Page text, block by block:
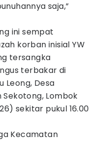
saja,”
ini sempat
korban inisial YW
tersangka
terbakar di
Leong, Desa
Lombok
sekitar pukul 16.00
Kecamatan